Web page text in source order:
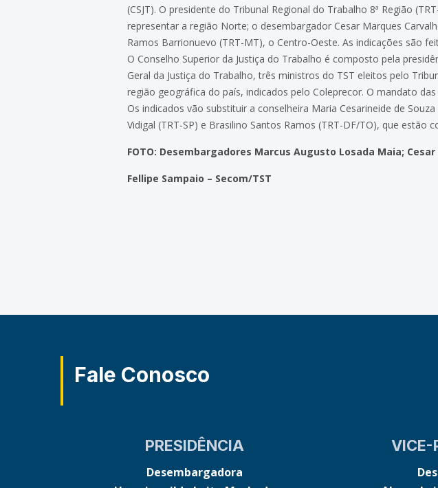
(CSJT). O presidente do Tribunal Regional do Trabalho 8ª Região
representar a região Norte; o desembargador Cesar Marques
Ramos Barrionuevo (TRT-MT), o Centro-Oeste. As indicações são
O Conselho Superior da Justiça do Trabalho é composto pela
Geral da Justiça do Trabalho, três ministros do TST eleitos pelo
região geográfica do país, indicados pelo Coleprecor. O mandato
Os indicados vão substituir a conselheira Maria Cesarineide de
Vidigal (TRT-SP) e Brasilino Santos Ramos (TRT-DF/TO), que estão
FOTO: Desembargadores Marcus Augusto Losada Maia;
Fellipe Sampaio – Secom/TST
Fale Conosco
PRESIDÊNCIA
Desembargadora
VICE-